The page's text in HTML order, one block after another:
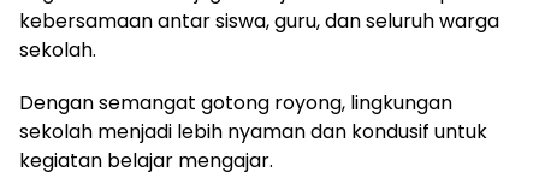
kebersamaan antar siswa, guru, dan seluruh warga
sekolah.
Dengan semangat gotong royong, lingkungan
sekolah menjadi lebih nyaman dan kondusif untuk
kegiatan belajar mengajar.